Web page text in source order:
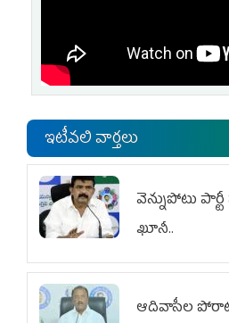
ఇటీవలి వార్తలు
వెన్నుపోటు
ఖూనీ..
ఆదివాసీల